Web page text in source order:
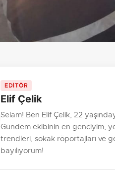
EDİTÖR
Elif Çelik
Selam! Ben Elif Çelik, 22
Gündem ekibinin en genciyim,
trendleri, sokak röportajları ve
bayılıyorum!